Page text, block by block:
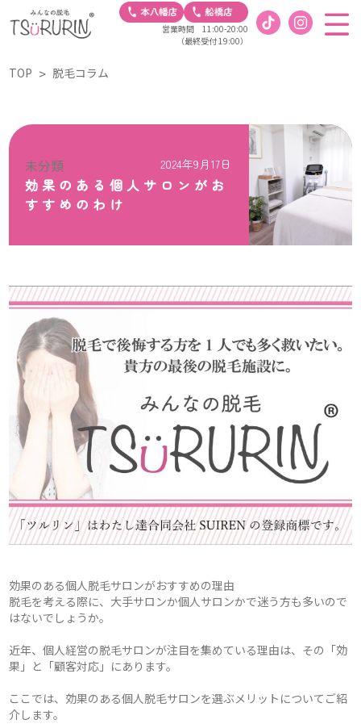
営業時間 11:00-20:00
（最終受付 19:00）
TOP 脱毛コラム
未分類 2024年9月17日
効果のある個人サロンがお
すすめのわけ
効果のある個人脱毛サロンがおすすめの理由
脱毛を考える際に、大手サロンか個人サロンかで迷う方も多いので
はないでしょうか。
近年、個人経営の脱毛サロンが注目を集めている理由は、その「効
果」と「顧客対応」にあります。
ここでは、効果のある個人脱毛サロンを選ぶメリットについてご紹
介します。